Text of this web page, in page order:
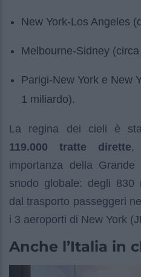
New York-Los Angeles
Melbourne-Sidney
Parigi-New York e New
1 miliardo).
La regina dei cieli è
119.000 tratte dirette,
importanza della
snodo globale: degli 830
dal trasporto passeggeri
i 3 aeroporti di New York
Anche l’Italia in